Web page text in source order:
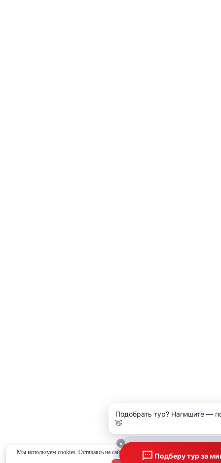
Мы используем cookies. Оставаясь на сайте, вы соглашаетесь сПодберу тур за
×
Подобрать тур? Напишите —
👋